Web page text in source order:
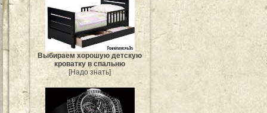
Выбираем хорошую детскую
кроватку в спальню
[Надо знать]